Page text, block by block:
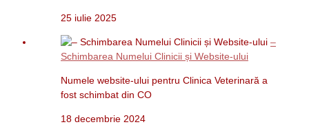
25 iulie 2025
–
Schimbarea Numelui Clinicii și Website-ului
Numele website-ului pentru Clinica Veterinară a
fost schimbat din CO
18 decembrie 2024